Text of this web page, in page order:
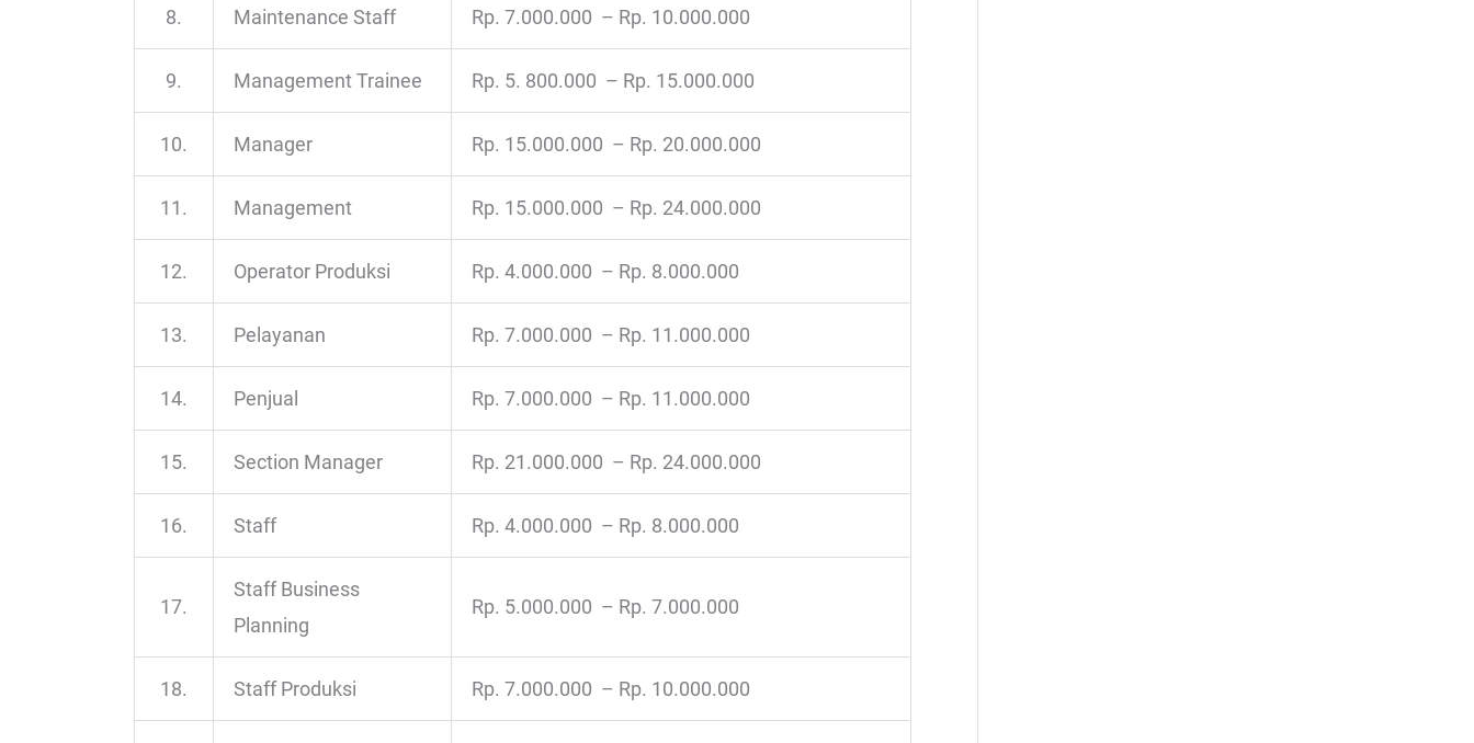
8. Maintenance Staff Rp. 7.000.000 – Rp. 10.000.000
9. Management Trainee Rp. 5. 800.000 – Rp. 15.000.000
10. Manager Rp. 15.000.000 – Rp. 20.000.000
11. Management Rp. 15.000.000 – Rp. 24.000.000
12. Operator Produksi Rp. 4.000.000 – Rp. 8.000.000
13. Pelayanan Rp. 7.000.000 – Rp. 11.000.000
14. Penjual Rp. 7.000.000 – Rp. 11.000.000
15. Section Manager Rp. 21.000.000 – Rp. 24.000.000
16. Staff Rp. 4.000.000 – Rp. 8.000.000
17.
Staff Business
Planning
Rp. 5.000.000 – Rp. 7.000.000
18. Staff Produksi Rp. 7.000.000 – Rp. 10.000.000